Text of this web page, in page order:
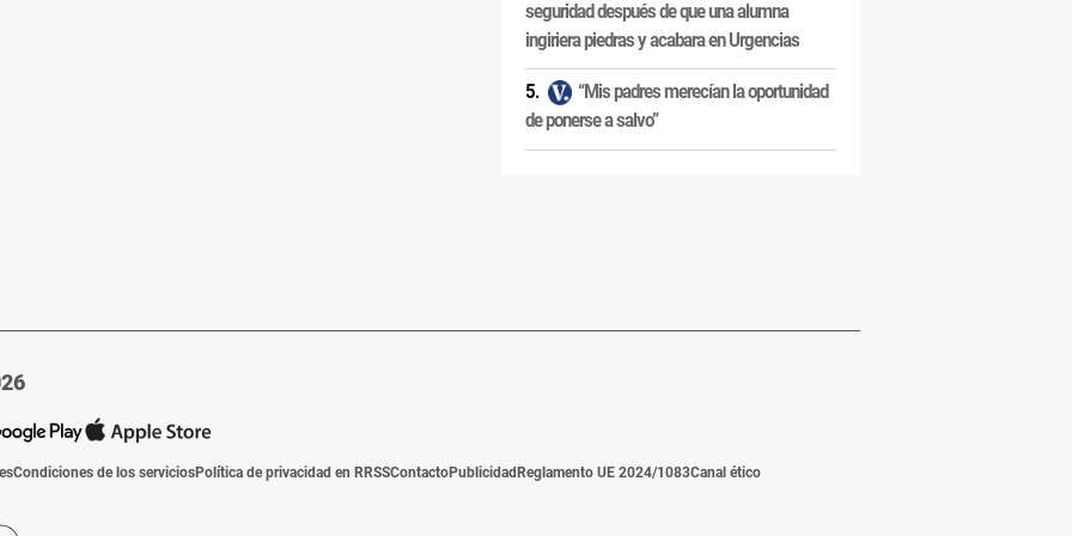
seguridad después de que una alumna
ingiriera piedras y acabara en Urgencias
“Mis padres merecían la oportunidad
de ponerse a salvo”
Condiciones de los serviciosPolítica de privacidad en RRSSContactoPublicidadReglamento UE 2024/1083Canal ético